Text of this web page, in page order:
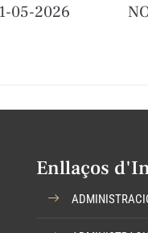
05-2026
Enllaços